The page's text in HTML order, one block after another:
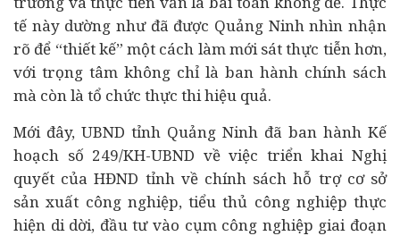
tế này dường như đã được Quảng Ninh nhìn nhận
rõ để “thiết kế” một cách làm mới sát thực tiễn hơn,
với trọng tâm không chỉ là ban hành chính sách
mà còn là tổ chức thực thi hiệu quả.
Mới đây, UBND tỉnh Quảng Ninh đã ban hành Kế
hoạch số 249/KH-UBND về việc triển khai Nghị
quyết của HĐND tỉnh về chính sách hỗ trợ cơ sở
sản xuất công nghiệp, tiểu thủ công nghiệp thực
hiện di dời, đầu tư vào cụm công nghiệp giai đoạn